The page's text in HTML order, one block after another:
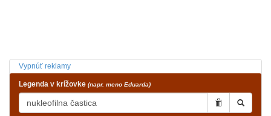
Vypnúť reklamy
Legenda v krížovke (napr. meno Eduarda)